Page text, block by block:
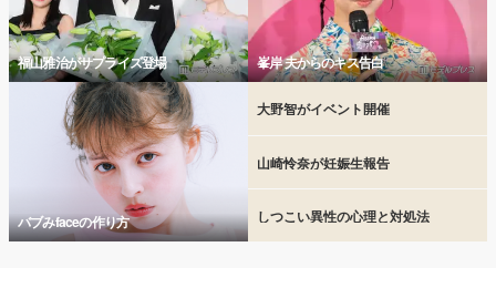
福山雅治がサプライズ登場 峯岸 夫からのキス告白
バブみfaceの作り方
大野智がイベント開催
山崎怜奈が妊娠生報告
しつこい異性の心理と対処法